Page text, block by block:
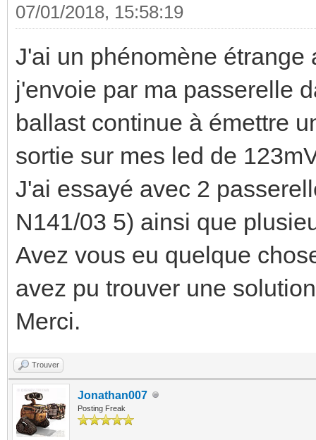
07/01/2018, 15:58:19
J'ai un phénomène
j'envoie par ma passerelle
ballast continue à émettre
sortie sur mes led de
J'ai essayé avec 2
N141/03 5) ainsi que
Avez vous eu quelque
avez pu trouver une
Merci.
Trouver
Jonathan007
Posting Freak